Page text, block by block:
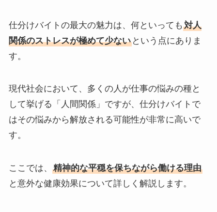
仕分けバイトの最大の魅力は、何といっても 対人
関係のストレスが極めて少ないという点にありま
す。
現代社会において、多くの人が仕事の悩みの種と
して挙げる「人間関係」ですが、仕分けバイトで
はその悩みから解放される可能性が非常に高いで
す。
ここでは、 精神的な平穏を保ちながら働ける理由
と意外な健康効果について詳しく解説します。